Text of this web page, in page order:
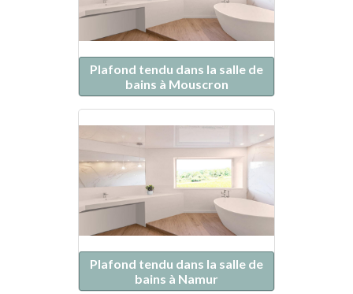
Plafond tendu dans la salle de
bains à Mouscron
Plafond tendu dans la salle de
bains à Namur